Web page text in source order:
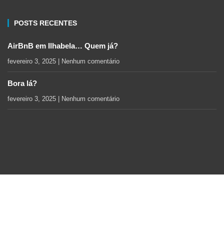
POSTS RECENTES
AirBnB em Ilhabela… Quem já?
fevereiro 3, 2025 Nenhum comentário
Bora lá?
fevereiro 3, 2025 Nenhum comentário